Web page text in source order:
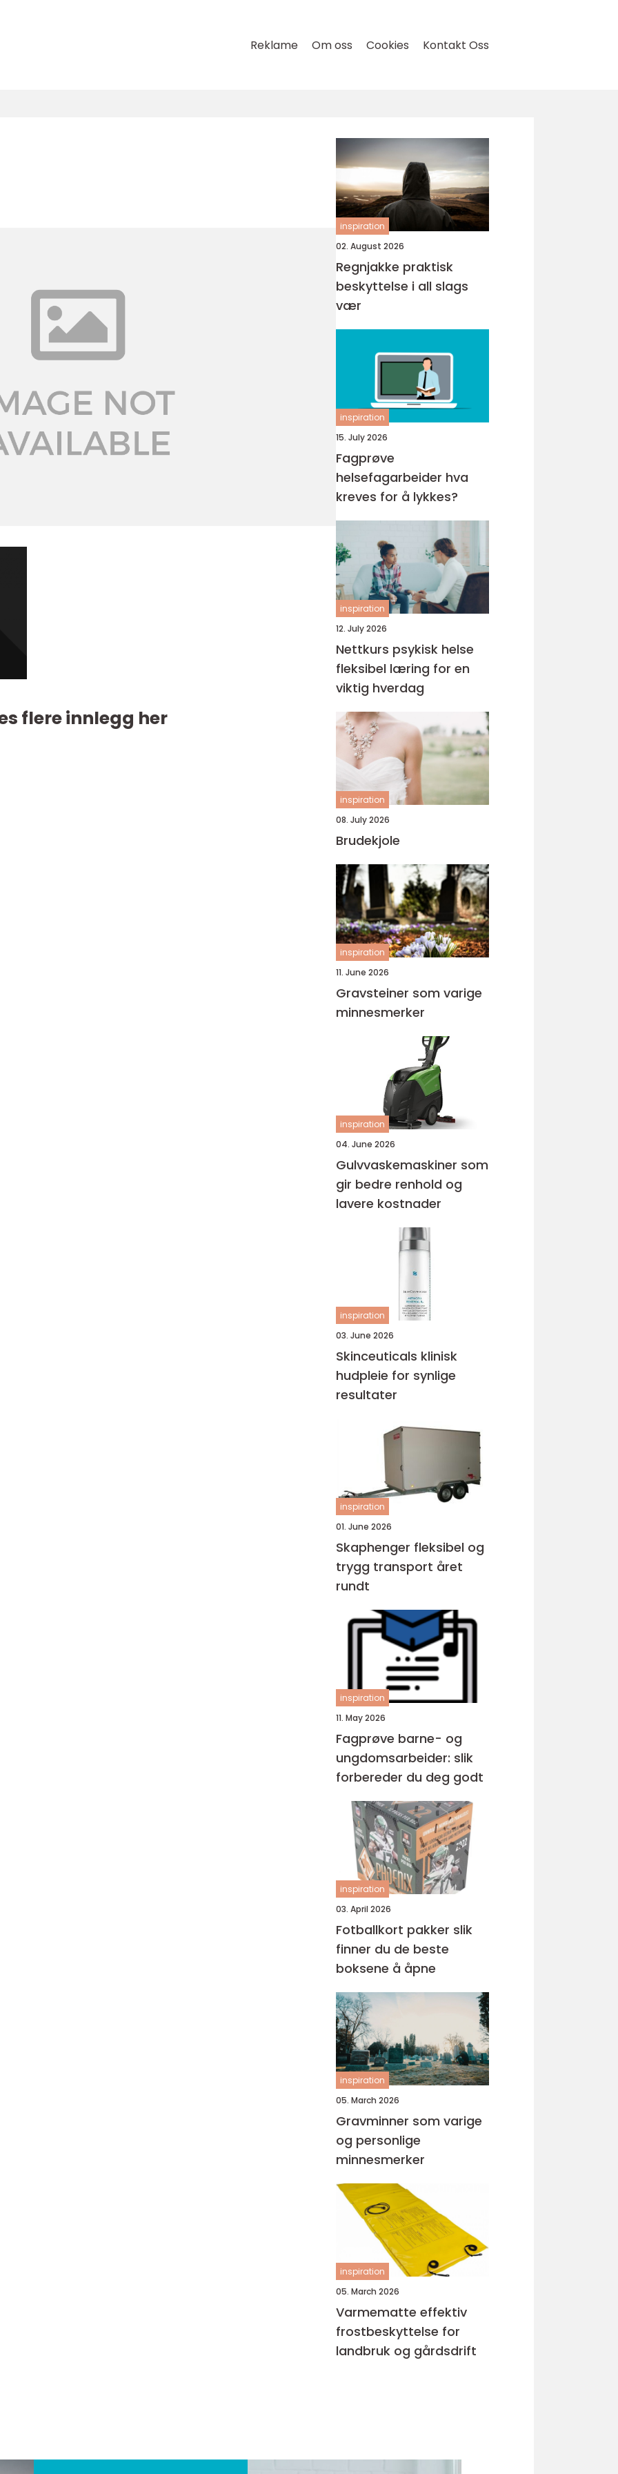
Reklame Om oss Cookies Kontakt Oss
flere innlegg her
inspiration
02. August 2026
Regnjakke praktisk
beskyttelse i all slags
vær
inspiration
15. July 2026
Fagprøve
helsefagarbeider hva
kreves for å lykkes?
inspiration
12. July 2026
Nettkurs psykisk helse
fleksibel læring for en
viktig hverdag
inspiration
08. July 2026
Brudekjole
inspiration
11. June 2026
Gravsteiner som varige
minnesmerker
inspiration
04. June 2026
Gulvvaskemaskiner som
gir bedre renhold og
lavere kostnader
inspiration
03. June 2026
Skinceuticals klinisk
hudpleie for synlige
resultater
inspiration
01. June 2026
Skaphenger fleksibel og
trygg transport året
rundt
inspiration
11. May 2026
Fagprøve barne- og
ungdomsarbeider: slik
forbereder du deg godt
inspiration
03. April 2026
Fotballkort pakker slik
finner du de beste
boksene å åpne
inspiration
05. March 2026
Gravminner som varige
og personlige
minnesmerker
inspiration
05. March 2026
Varmematte effektiv
frostbeskyttelse for
landbruk og gårdsdrift